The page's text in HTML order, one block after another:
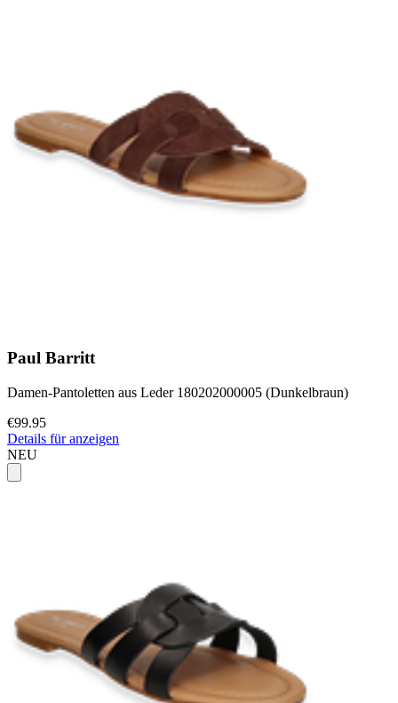
Paul Barritt
Damen-Pantoletten aus Leder 180202000005 (Dunkelbraun)
€99.95
Details für anzeigen
NEU